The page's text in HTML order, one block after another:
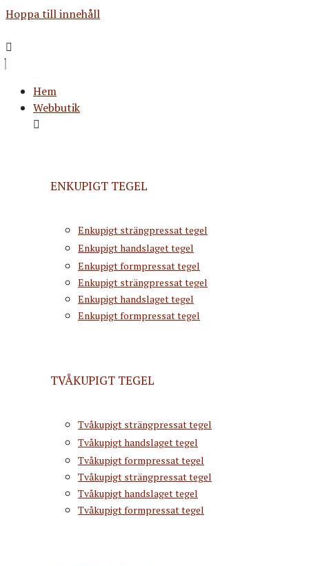
Hoppa till innehåll
Hem
Webbutik
ENKUPIGT TEGEL
Enkupigt strängpressat tegel
Enkupigt handslaget tegel
Enkupigt formpressat tegel
Enkupigt strängpressat tegel
Enkupigt handslaget tegel
Enkupigt formpressat tegel
TVÅKUPIGT TEGEL
Tvåkupigt strängpressat tegel
Tvåkupigt handslaget tegel
Tvåkupigt formpressat tegel
Tvåkupigt strängpressat tegel
Tvåkupigt handslaget tegel
Tvåkupigt formpressat tegel